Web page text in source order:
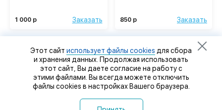
1 000 р Заказать 850 р Заказать
Этот сайт использует файлы cookies для сбора
и хранения данных. Продолжая использовать
этот сайт, Вы даете согласие на работу с
этими файлами. Вы всегда можете отключить
файлы cookies в настройках Вашего браузера.